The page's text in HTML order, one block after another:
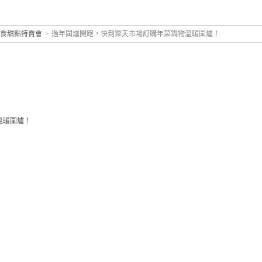
甜點特賣會 > 過年圍爐開跑，快到樂天市場訂購年菜鍋物溫暖圍爐！